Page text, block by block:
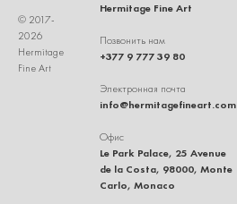
© 2017-
2026
Hermitage
Fine Art
Hermitage Fine Art
Позвонить нам
+377 9 777 39 80
Электронная почта
info@hermitagefineart.com
Офис
Le Park Palace, 25 Avenue
de la Costa, 98000, Monte
Carlo, Monaco